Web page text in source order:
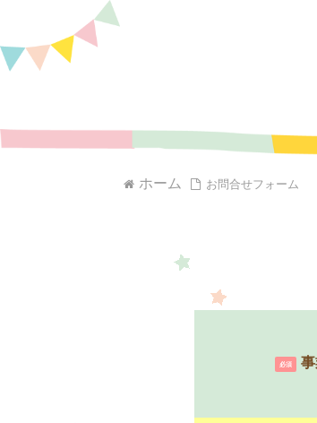
ホーム お問合せフォーム
必須